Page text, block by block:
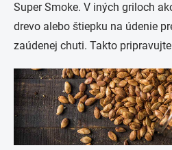
Super Smoke. V iných griloch
drevo alebo štiepku na údenie
zaúdenej chuti. Takto